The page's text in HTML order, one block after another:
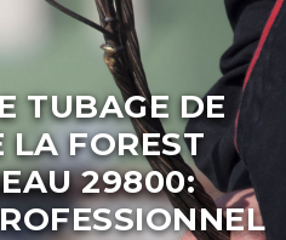
TUBAGE DE
LA FOREST
29800: